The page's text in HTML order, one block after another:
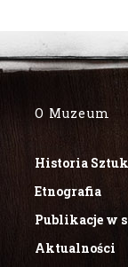
O Muzeum
Historia
Etnografia
Publikacje w
Aktualności